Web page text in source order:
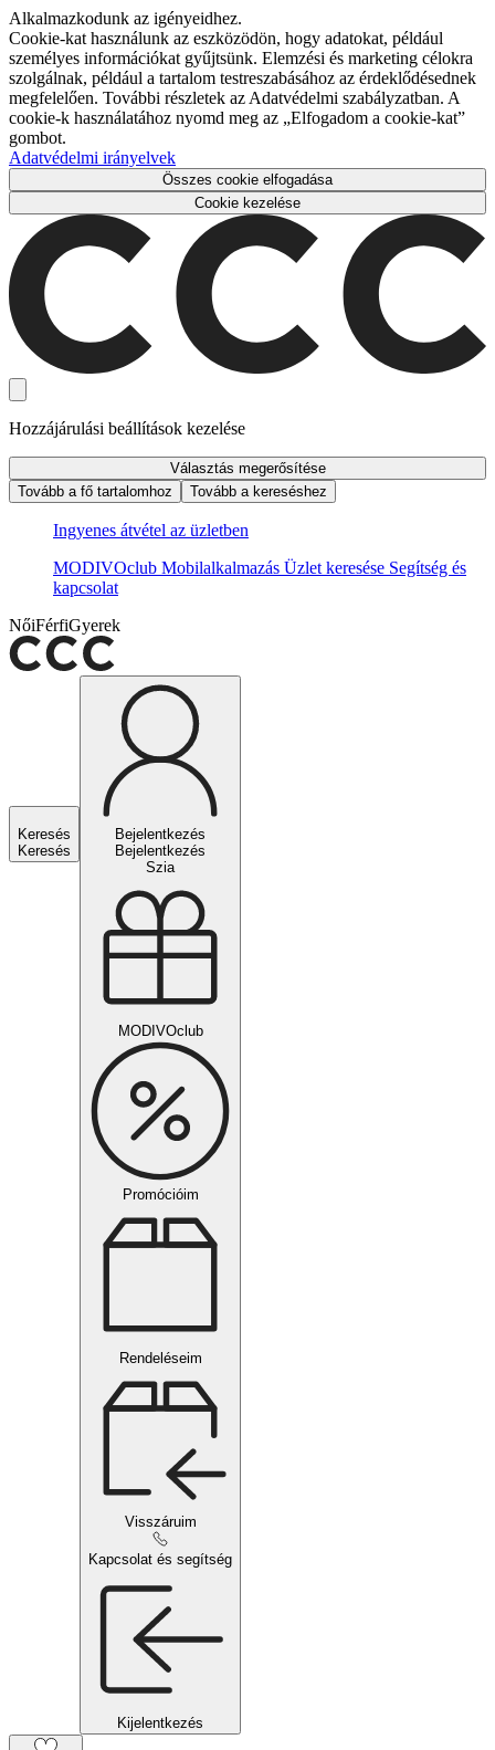
Alkalmazkodunk az igényeidhez.
Cookie-kat használunk az eszközödön, hogy adatokat, például
személyes információkat gyűjtsünk. Elemzési és marketing célokra
szolgálnak, például a tartalom testreszabásához az érdeklődésednek
megfelelően. További részletek az Adatvédelmi szabályzatban. A
cookie-k használatához nyomd meg az „Elfogadom a cookie-kat”
gombot.
Adatvédelmi irányelvek
Összes cookie elfogadása
Cookie kezelése
Hozzájárulási beállítások kezelése
Választás megerősítése
Tovább a fő tartalomhoz
Tovább a kereséshez
Ingyenes átvétel az üzletben
MODIVOclub Mobilalkalmazás Üzlet keresése Segítség és
kapcsolat
NőiFérfiGyerek
Keresés
Keresés
Bejelentkezés
Bejelentkezés
Szia
MODIVOclub
Promócióim
Rendeléseim
Visszáruim
Kapcsolat és segítség
Kijelentkezés